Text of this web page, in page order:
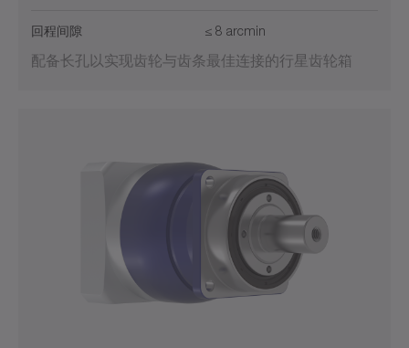
回程间隙 ≤ 8 arcmin
配备长孔以实现齿轮与齿条最佳连接的行星齿轮箱